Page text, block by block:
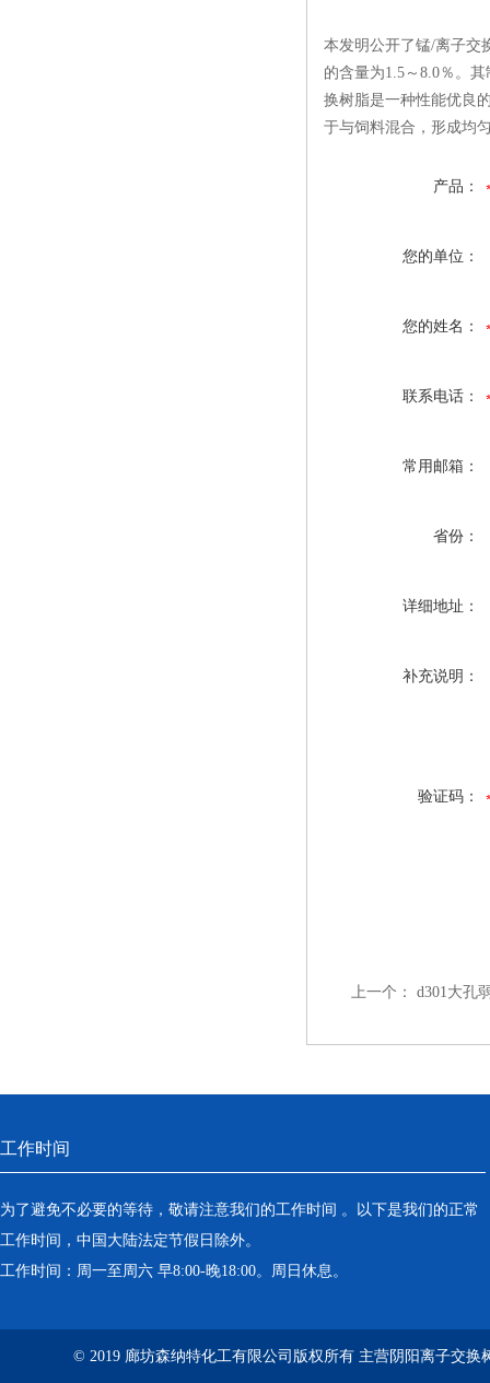
本发明公开了锰/离子交
的含量为1.5～8.0％。
换树脂是一种性能优良
于与饲料混合，形成均
产品：
您的单位：
您的姓名：
联系电话：
常用邮箱：
省份：
详细地址：
补充说明：
验证码：
上一个： d301大孔
工作时间
为了避免不必要的等待，敬请注意我们的工作时间 。以下是我们的正常
工作时间，中国大陆法定节假日除外。
工作时间：周一至周六 早8:00-晚18:00。周日休息。
© 2019 廊坊森纳特化工有限公司版权所有 主营阴阳离子交换